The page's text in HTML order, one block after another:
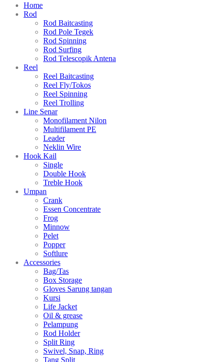
Home
Rod
Rod Baitcasting
Rod Pole Tegek
Rod Spinning
Rod Surfing
Rod Telescopik Antena
Reel
Reel Baitcasting
Reel Fly/Tokos
Reel Spinning
Reel Trolling
Line Senar
Monofilament Nilon
Multifilament PE
Leader
Neklin Wire
Hook Kail
Single
Double Hook
Treble Hook
Umpan
Crank
Essen Concentrate
Frog
Minnow
Pelet
Popper
Softlure
Accessories
Bag/Tas
Box Storage
Gloves Sarung tangan
Kursi
Life Jacket
Oil & grease
Pelampung
Rod Holder
Split Ring
Swivel, Snap, Ring
Tang Split